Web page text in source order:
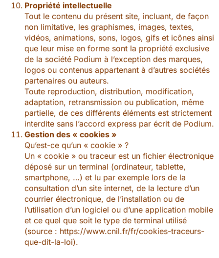
Propriété intellectuelle
Tout le contenu du présent site, incluant, de façon
non limitative, les graphismes, images, textes,
vidéos, animations, sons, logos, gifs et icônes ainsi
que leur mise en forme sont la propriété exclusive
de la société Podium à l’exception des marques,
logos ou contenus appartenant à d’autres sociétés
partenaires ou auteurs.
Toute reproduction, distribution, modification,
adaptation, retransmission ou publication, même
partielle, de ces différents éléments est strictement
interdite sans l’accord express par écrit de Podium.
Gestion des « cookies »
Qu’est-ce qu’un « cookie » ?
Un « cookie » ou traceur est un fichier électronique
déposé sur un terminal (ordinateur, tablette,
smartphone, …) et lu par exemple lors de la
consultation d’un site internet, de la lecture d’un
courrier électronique, de l’installation ou de
l’utilisation d’un logiciel ou d’une application mobile
et ce quel que soit le type de terminal utilisé
(source : https://www.cnil.fr/fr/cookies-traceurs-
que-dit-la-loi).